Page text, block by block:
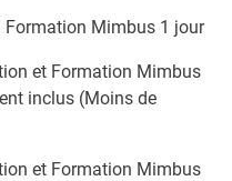
Mimbus 1 jour
et Formation Mimbus
inclus (Moins de
et Formation Mimbus